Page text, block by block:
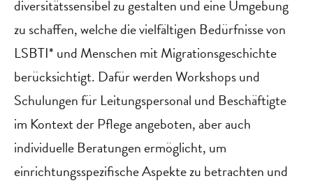
diversitätssensibel zu gestalten und eine Umgebung
zu schaffen, welche die vielfältigen Bedürfnisse von
LSBTI* und Menschen mit Migrationsgeschichte
berücksichtigt. Dafür werden Workshops und
Schulungen für Leitungspersonal und Beschäftigte
im Kontext der Pflege angeboten, aber auch
individuelle Beratungen ermöglicht, um
einrichtungsspezifische Aspekte zu betrachten und